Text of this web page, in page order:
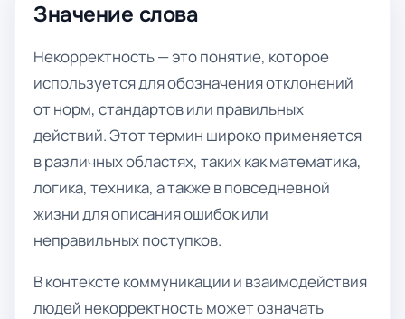
Значение слова
Некорректность — это понятие, которое
используется для обозначения отклонений
от норм, стандартов или правильных
действий. Этот термин широко применяется
в различных областях, таких как математика,
логика, техника, а также в повседневной
жизни для описания ошибок или
неправильных поступков.
В контексте коммуникации и взаимодействия
людей некорректность может означать